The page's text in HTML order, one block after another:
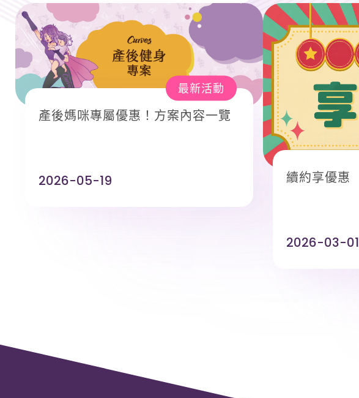
最新活動
產後媽咪專屬優惠！方案內容一覽
2026-05-19 續約享優惠
2026-03-01